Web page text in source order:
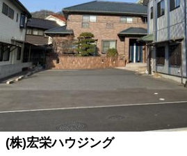
(株)宏栄ハウジング